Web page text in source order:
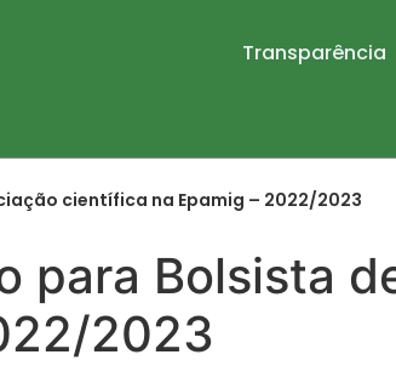
Transparência
científica na Epamig – 2022/2023
para Bolsista
2023